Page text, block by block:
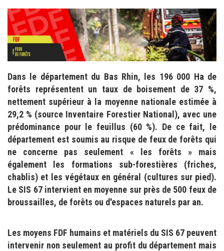
Dans le département du Bas Rhin, les 196 000 Ha de
forêts représentent un taux de boisement de 37 %,
nettement supérieur à la moyenne nationale estimée à
29,2 % (source Inventaire Forestier National), avec une
prédominance pour le feuillus (60 %). De ce fait, le
département est soumis au risque de feux de forêts qui
ne concerne pas seulement « les forêts » mais
également les formations sub-forestières (friches,
chablis) et les végétaux en général (cultures sur pied).
Le SIS 67 intervient en moyenne sur près de 500 feux de
broussailles, de forêts ou d'espaces naturels par an.
Les moyens FDF humains et matériels du SIS 67 peuvent
intervenir non seulement au profit du département mais